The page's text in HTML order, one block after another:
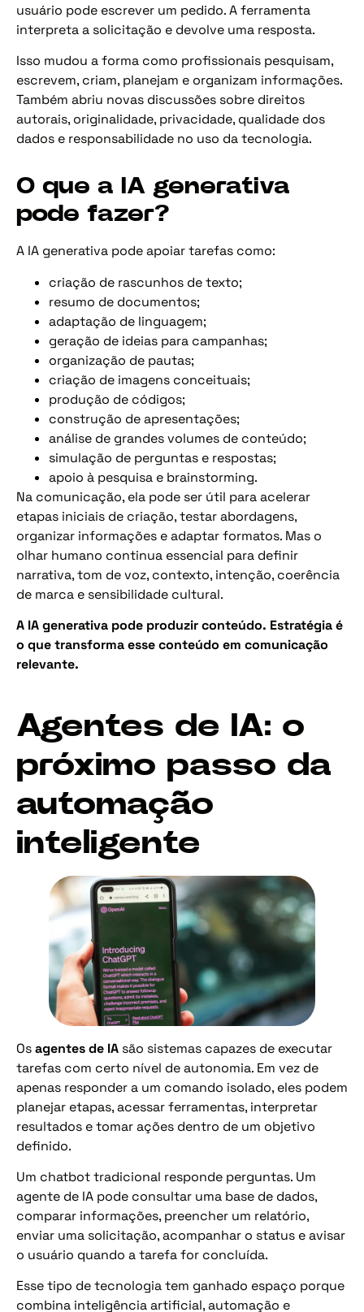
usuário pode escrever um pedido. A ferramenta
interpreta a solicitação e devolve uma resposta.
Isso mudou a forma como profissionais pesquisam,
escrevem, criam, planejam e organizam informações.
Também abriu novas discussões sobre direitos
autorais, originalidade, privacidade, qualidade dos
dados e responsabilidade no uso da tecnologia.
O que a IA generativa
pode fazer?
A IA generativa pode apoiar tarefas como:
criação de rascunhos de texto;
resumo de documentos;
adaptação de linguagem;
geração de ideias para campanhas;
organização de pautas;
criação de imagens conceituais;
produção de códigos;
construção de apresentações;
análise de grandes volumes de conteúdo;
simulação de perguntas e respostas;
apoio à pesquisa e brainstorming.
Na comunicação, ela pode ser útil para acelerar
etapas iniciais de criação, testar abordagens,
organizar informações e adaptar formatos. Mas o
olhar humano continua essencial para definir
narrativa, tom de voz, contexto, intenção, coerência
de marca e sensibilidade cultural.
A IA generativa pode produzir conteúdo. Estratégia é
o que transforma esse conteúdo em comunicação
relevante.
Agentes de IA: o
próximo passo da
automação
inteligente
Osagentes de IA são sistemas capazes de executar
tarefas com certo nível de autonomia. Em vez de
apenas responder a um comando isolado, eles podem
planejar etapas, acessar ferramentas, interpretar
resultados e tomar ações dentro de um objetivo
definido.
Um chatbot tradicional responde perguntas. Um
agente de IA pode consultar uma base de dados,
comparar informações, preencher um relatório,
enviar uma solicitação, acompanhar o status e avisar
o usuário quando a tarefa for concluída.
Esse tipo de tecnologia tem ganhado espaço porque
combina inteligência artificial, automação e